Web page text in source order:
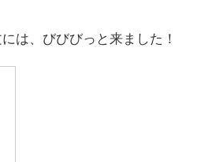
は、びびびっと来ました！